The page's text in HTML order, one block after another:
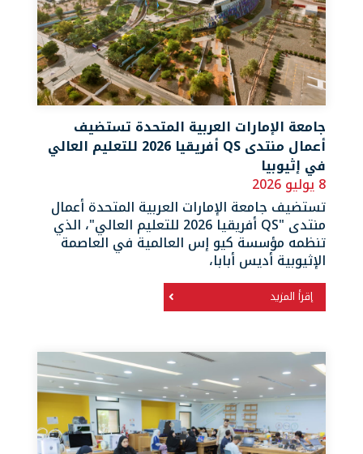
جامعة الإمارات العربية المتحدة تستضيف
أعمال منتدى QS أفريقيا 2026 للتعليم العالي
في إثيوبيا
8 يوليو 2026
تستضيف جامعة الإمارات العربية المتحدة أعمال
منتدى "QS أفريقيا 2026 للتعليم العالي"، الذي
تنظمه مؤسسة كيو إس العالمية في العاصمة
الإثيوبية أديس أبابا،
إقرأ المزيد